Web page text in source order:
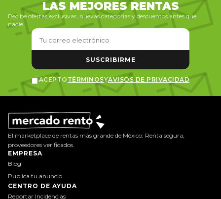
LAS MEJORES RENTAS
Recibe ofertas exclusivas, nuevas categorías y descuentos antes que
nadie.
SUSCRIBIRME
ACEPTO TÉRMINOSYAVISOS DE PRIVACIDAD
El marketplace de rentas más grande de México. Renta segura,
proveedores verificados.
EMPRESA
Blog
Publica tu anuncio
CENTRO DE AYUDA
Reportar Incidencias